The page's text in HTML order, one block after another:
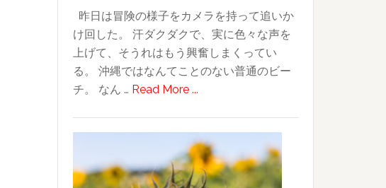
昨日は冒険の様子をカメラを持って追いか
け回した。 汗ダクダクで、実に色々な声を
上げて、そうれはもう興奮しまくってい
る。 沖縄ではなんてことのない普通のビー
チ。 なん … Read More ...
に
は、
行